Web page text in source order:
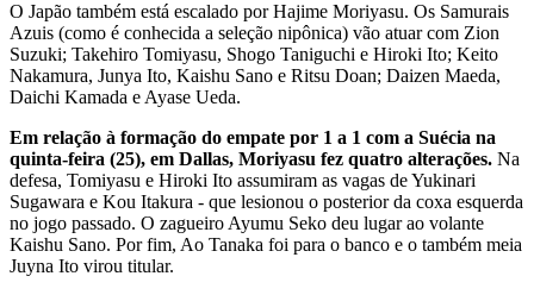
O Japão também está escalado por Hajime Moriyasu. Os Samurais
Azuis (como é conhecida a seleção nipônica) vão atuar com Zion
Suzuki; Takehiro Tomiyasu, Shogo Taniguchi e Hiroki Ito; Keito
Nakamura, Junya Ito, Kaishu Sano e Ritsu Doan; Daizen Maeda,
Daichi Kamada e Ayase Ueda.
Em relação à formação do empate por 1 a 1 com a Suécia na
quinta-feira (25), em Dallas, Moriyasu fez quatro alterações. Na
defesa, Tomiyasu e Hiroki Ito assumiram as vagas de Yukinari
Sugawara e Kou Itakura - que lesionou o posterior da coxa esquerda
no jogo passado. O zagueiro Ayumu Seko deu lugar ao volante
Kaishu Sano. Por fim, Ao Tanaka foi para o banco e o também meia
Juyna Ito virou titular.